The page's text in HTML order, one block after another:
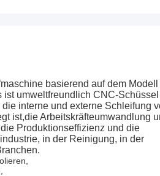
basierend auf dem
umweltfreundlich CNC-
interne und externe Schleifung
ist,die Arbeitskräfteumwandlung
Produktionseffizienz und die
in der Reinigung, in der